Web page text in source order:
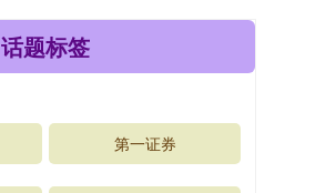
话题标签
第一证券